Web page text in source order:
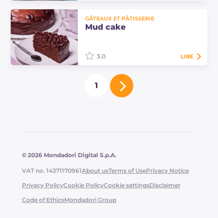
un dessert parfait pour la fête des
pères. Un biscuit moelleux avec
GÂTEAUX ET PÂTISSERIE
Mud cake
La mud cake (gâteau de boue) est
un dessert d'origine anglo-saxonne,
un gâteau très dense et savoureux à
3.0 LIRE
1
© 2026 Mondadori Digital S.p.A.
VAT no. 14371170961About usTerms of UsePrivacy Notice
Privacy PolicyCookie PolicyCookie settingsDisclaimer
Code of EthicsMondadori Group